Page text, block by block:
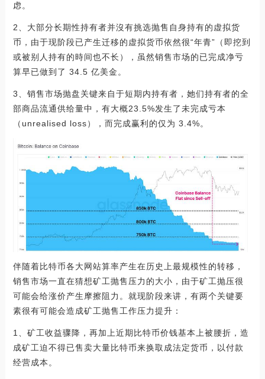
虑。
2、大部分长期性持有者并沒有挑选抛售自身持有的虚拟货
币，由于现阶段已产生迁移的虚拟货币依然很“年青”（即挖到
或被别人持有的時间也不长），虽然销售市场的已完成净亏
算早已做到了 34.5 亿美金。
3、销售市场抛盘关键来自于短期内持有者，她们持有者的全
部商品流通供给量中，有大概23.5%发生了未完成亏本
（unrealised loss），而完成赢利的仅为 3.4%。
伴随着比特币各大网站算率产生在历史上最规模性的转移，
销售市场一直在猜想矿工抛售压力的大小，由于矿工抛压很
可能会给涨价产生摩擦阻力。就现阶段来讲，有两个关键要
素很有可能会造成矿工抛售工作压力提升：
1、矿工收益骤降，再加上近期比特币价钱基本上被腰折，造
成矿工迫不得已售卖大量比特币来换取成法定货币，以付款
经营成本。